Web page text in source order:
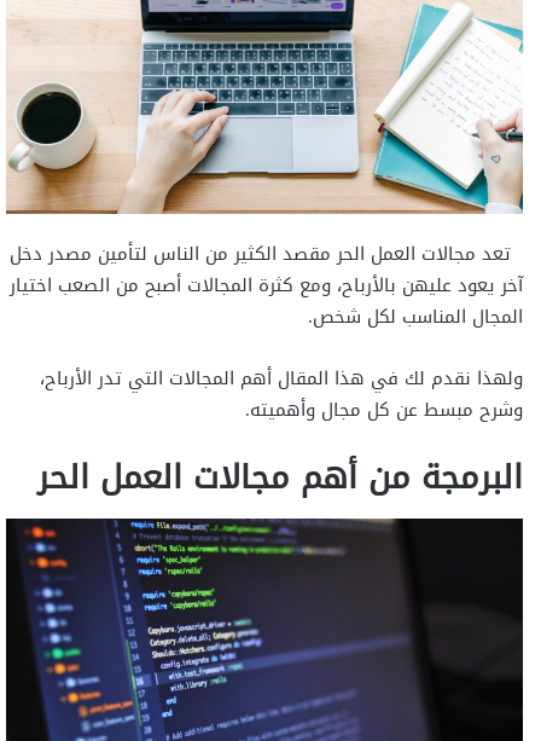
تعد مجالات العمل الحر مقصد الكثير من الناس لتأمين مصدر دخل
آخر يعود عليهن بالأرباح، ومع كثرة المجالات أصبح من الصعب اختيار
المجال المناسب لكل شخص.
ولهذا نقدم لك في هذا المقال أهم المجالات التي تدر الأرباح،
وشرح مبسط عن كل مجال وأهميته.
البرمجة من أهم مجالات العمل الحر